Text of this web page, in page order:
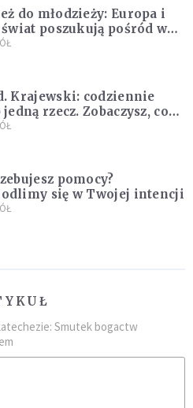
do młodzieży: Europa i
świat poszukują pośród was
świętych
Krajewski: codziennie
rzecz. Zobaczysz, co
się z twoim życiem
pomocy?
się w Twojej intencji
Smutek bogactw